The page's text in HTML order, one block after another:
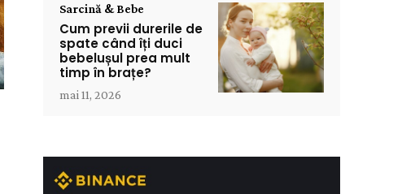
Sarcină & Bebe
Cum previi durerile de
spate când îți duci
bebelușul prea mult
timp în brațe?
mai 11, 2026